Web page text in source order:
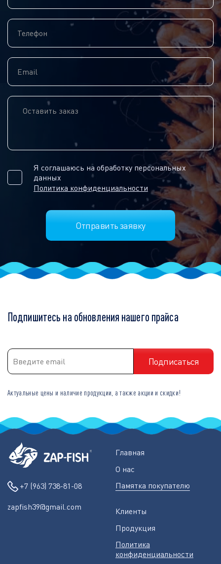
Я соглашаюсь на обработку персональных
данных
Политика конфиденциальности
Подпишитесь на обновления нашего прайса
Актуальные цены и наличие продукции, а также акции и скидки!
+7 (963) 738-81-08
zapfish39@gmail.com
Главная
О нас
Памятка покупателю
Клиенты
Продукция
Политика
конфиденциальности